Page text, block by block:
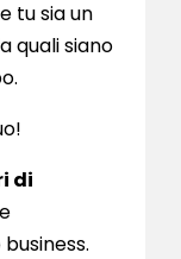
tu sia un
quali siano
di